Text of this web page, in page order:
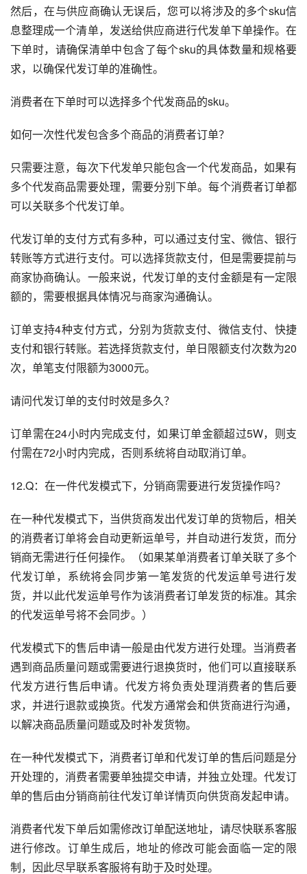
然后，在与供应商确认无误后，您可以将涉及的多个sku信
息整理成一个清单，发送给供应商进行代发单下单操作。在
下单时，请确保清单中包含了每个sku的具体数量和规格要
求，以确保代发订单的准确性。
消费者在下单时可以选择多个代发商品的sku。
如何一次性代发包含多个商品的消费者订单？
只需要注意，每次下代发单只能包含一个代发商品，如果有
多个代发商品需要处理，需要分别下单。每个消费者订单都
可以关联多个代发订单。
代发订单的支付方式有多种，可以通过支付宝、微信、银行
转账等方式进行支付。可以选择货款支付，但是需要提前与
商家协商确认。一般来说，代发订单的支付金额是有一定限
额的，需要根据具体情况与商家沟通确认。
订单支持4种支付方式，分别为货款支付、微信支付、快捷
支付和银行转账。若选择货款支付，单日限额支付次数为20
次，单笔支付限额为3000元。
请问代发订单的支付时效是多久？
订单需在24小时内完成支付，如果订单金额超过5W，则支
付需在72小时内完成，否则系统将自动取消订单。
12.Q：在一件代发模式下，分销商需要进行发货操作吗？
在一种代发模式下，当供货商发出代发订单的货物后，相关
的消费者订单将会自动更新运单号，并自动进行发货，而分
销商无需进行任何操作。（如果某单消费者订单关联了多个
代发订单，系统将会同步第一笔发货的代发运单号进行发
货，并以此代发运单号作为该消费者订单发货的标准。其余
的代发运单号将不会同步。）
代发模式下的售后申请一般是由代发方进行处理。当消费者
遇到商品质量问题或需要进行退换货时，他们可以直接联系
代发方进行售后申请。代发方将负责处理消费者的售后要
求，并进行退款或换货。代发方通常会和供货商进行沟通，
以解决商品质量问题或及时补发货物。
在一种代发模式下，消费者订单和代发订单的售后问题是分
开处理的，消费者需要单独提交申请，并独立处理。代发订
单的售后由分销商前往代发订单详情页向供货商发起申请。
消费者代发下单后如需修改订单配送地址，请尽快联系客服
进行修改。订单生成后，地址的修改可能会面临一定的限
制，因此尽早联系客服将有助于及时处理。